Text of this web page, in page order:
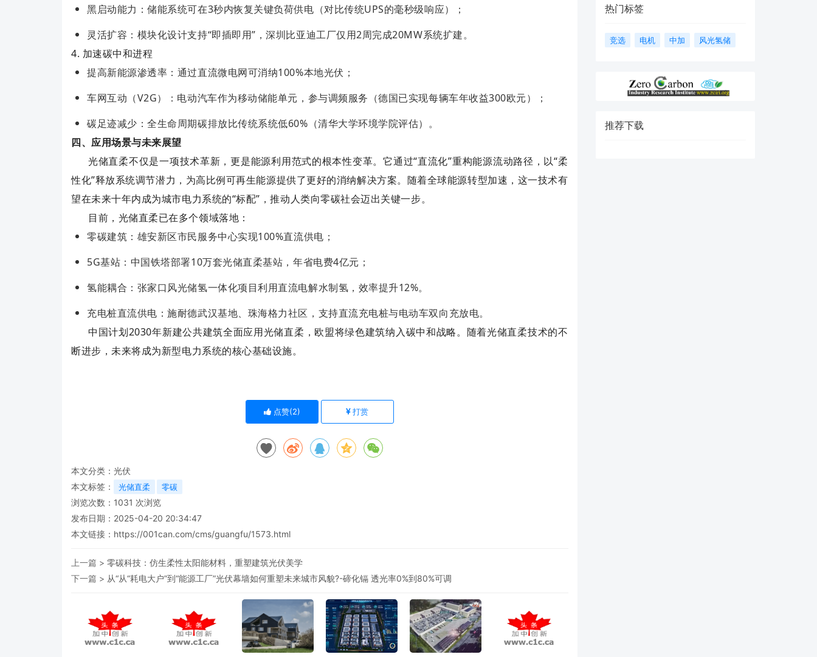
黑启动能力‌：储能系统可在3秒内恢复关键负荷供电（对比传统UPS的毫秒级响应）；
灵活扩容‌：模块化设计支持“即插即用”，深圳比亚迪工厂仅用2周完成20MW系统扩建。
4. ‌加速碳中和进程‌
提高新能源渗透率‌：通过直流微电网可消纳100%本地光伏；
车网互动（V2G）‌：电动汽车作为移动储能单元，参与调频服务（德国已实现每辆车年收益300欧元）；
碳足迹减少‌：全生命周期碳排放比传统系统低60%（清华大学环境学院评估）。
四、应用场景与未来展望
光储直柔不仅是一项技术革新，更是能源利用范式的根本性变革。它通过“直流化”重构能源流动路径，以“柔
性化”释放系统调节潜力，为高比例可再生能源提供了更好的消纳解决方案。随着全球能源转型加速，这一技术有
望在未来十年内成为城市电力系统的“标配”，推动人类向零碳社会迈出关键一步。
目前，光储直柔已在多个领域落地：
零碳建筑‌：雄安新区市民服务中心实现100%直流供电；
5G基站‌：中国铁塔部署10万套光储直柔基站，年省电费4亿元；
氢能耦合‌：张家口风光储氢一体化项目利用直流电解水制氢，效率提升12%。
充电桩直流供电：施耐德武汉基地、珠海格力社区，支持直流充电桩与电动车双向充放电。
中国计划2030年新建公共建筑全面应用光储直柔，欧盟将绿色建筑纳入碳中和战略。随着光储直柔技术的不
断进步，未来将成为新型电力系统的核心基础设施。
点赞(2) 打赏
本文分类： 光伏
本文标签：
光储直柔 零碳
浏览次数： 1031 次浏览
发布日期：2025-04-20 20:34:47
本文链接： https://001can.com/cms/guangfu/1573.html
上一篇 > 零碳科技：仿生柔性太阳能材料，重塑建筑光伏美学
下一篇 > 从“从“耗电大户”到“能源工厂”光伏幕墙如何重塑未来城市风貌?-碲化镉 透光率0%到80%可调
热门标签
竞选 电机 中加 风光氢储
推荐下载